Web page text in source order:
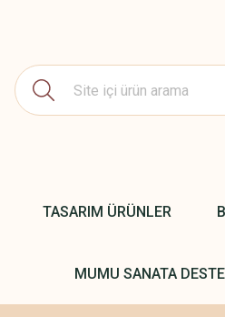
TASARIM ÜRÜNLER
MUMU SANATA